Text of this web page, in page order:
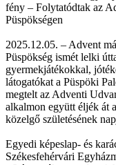
fény – Folytatódtak az
Püspökségen
2025.12.05. – Advent
Püspökség ismét lelki
gyermekjátékokkal,
látogatókat a Püspöki
megtelt az Adventi
alkalmon együtt éljék át
közelgő születésének
Egyedi képeslap- és
Székesfehérvári